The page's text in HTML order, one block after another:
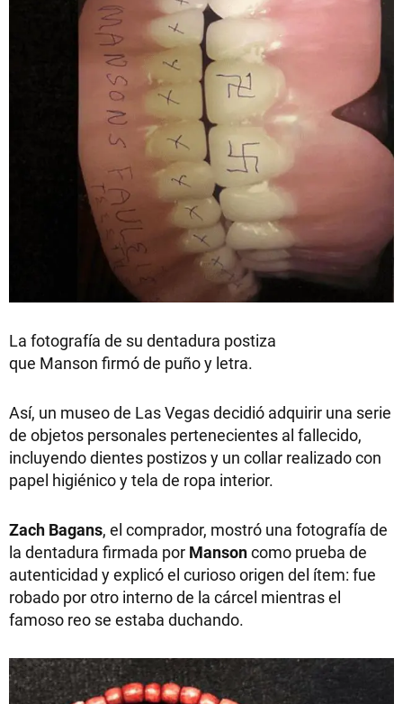
La fotografía de su dentadura postiza
que Manson firmó de puño y letra.
Así, un museo de Las Vegas decidió adquirir una serie
de objetos personales pertenecientes al fallecido,
incluyendo dientes postizos y un collar realizado con
papel higiénico y tela de ropa interior.
Zach Bagans, el comprador, mostró una fotografía de
la dentadura firmada por Mansoncomo prueba de
autenticidad y explicó el curioso origen del ítem: fue
robado por otro interno de la cárcel mientras el
famoso reo se estaba duchando.